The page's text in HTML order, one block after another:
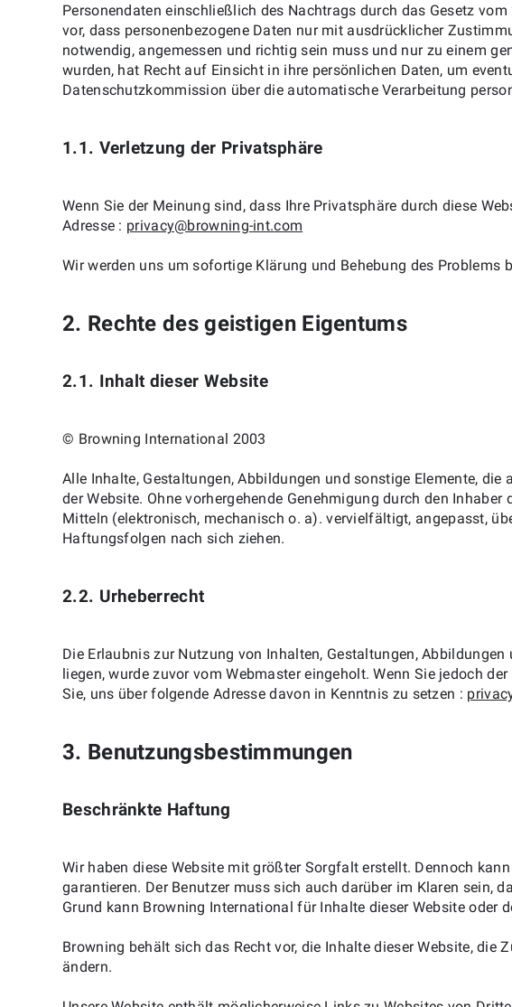
Personendaten einschließlich des Nachtrags durch das Gesetz
vor, dass personenbezogene Daten nur mit ausdrücklicher
notwendig, angemessen und richtig sein muss und nur zu einem
wurden, hat Recht auf Einsicht in ihre persönlichen Daten, um
Datenschutzkommission über die automatische Verarbeitung
1.1. Verletzung der Privatsphäre
Wenn Sie der Meinung sind, dass Ihre Privatsphäre durch diese
Adresse : privacy@browning-int.com
Wir werden uns um sofortige Klärung und Behebung des Problems
2. Rechte des geistigen Eigentums
2.1. Inhalt dieser Website
© Browning International 2003
Alle Inhalte, Gestaltungen, Abbildungen und sonstige Elemente,
der Website. Ohne vorhergehende Genehmigung durch den
Mitteln (elektronisch, mechanisch o. a). vervielfältigt, angepasst,
Haftungsfolgen nach sich ziehen.
2.2. Urheberrecht
Die Erlaubnis zur Nutzung von Inhalten, Gestaltungen,
liegen, wurde zuvor vom Webmaster eingeholt. Wenn Sie jedoch
Sie, uns über folgende Adresse davon in Kenntnis zu setzen :
3. Benutzungsbestimmungen
Beschränkte Haftung
Wir haben diese Website mit größter Sorgfalt erstellt. Dennoch
garantieren. Der Benutzer muss sich auch darüber im Klaren sein,
Grund kann Browning International für Inhalte dieser Website oder
Browning behält sich das Recht vor, die Inhalte dieser Website,
ändern.